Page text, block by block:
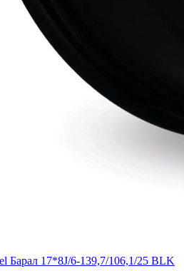
Барал 17*8J/6-139,7/106,1/25 BLK